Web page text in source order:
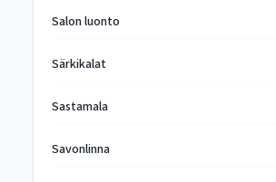
Salon luonto
Särkikalat
Sastamala
Savonlinna